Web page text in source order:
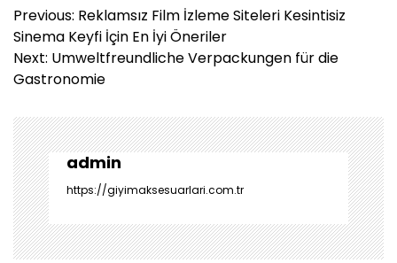
Y
a
z
ı
e
z
i
n
m
e
s
Previous: Reklamsız Film İzleme Siteleri Kesintisiz
Sinema Keyfi İçin En İyi Öneriler
Next: Umweltfreundliche Verpackungen für die
Gastronomie
admin
https://giyimaksesuarlari.com.tr